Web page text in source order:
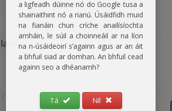
a ligfeadh dúinne nó do Google tusa a
shainaithint nó a rianú. Úsáidfidh muid
na fianáin chun críche anailísíochta
amháin, le súil a choinneáil ar na líon
na n-úsáideoirí s’againn agus ar an áit
a bhfuil siad ar domhan. An bhfuil cead
againn seo a dhéanamh?
Tá Níl